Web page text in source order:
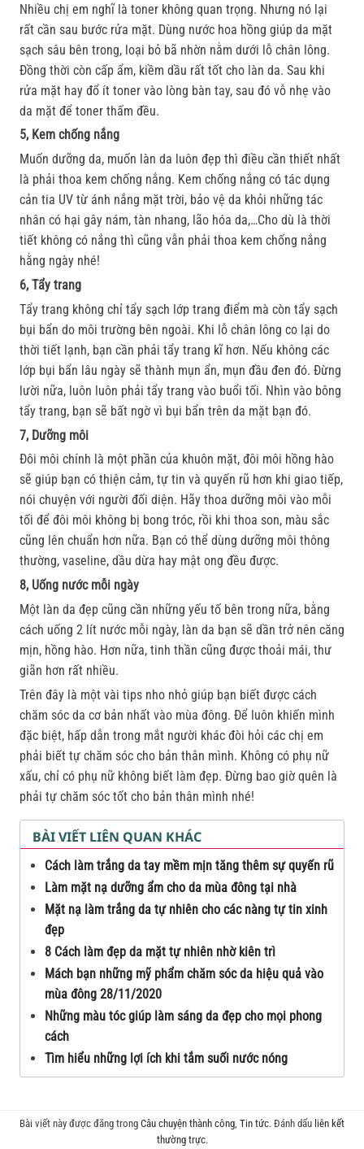
Nhiều chị em nghĩ là toner không quan trọng. Nhưng nó lại
rất cần sau bước rửa mặt. Dùng nước hoa hồng giúp da mặt
sạch sâu bên trong, loại bỏ bã nhờn nằm dưới lỗ chân lông.
Đồng thời còn cấp ẩm, kiềm dầu rất tốt cho làn da. Sau khi
rửa mặt hay đổ ít toner vào lòng bàn tay, sau đó vỗ nhẹ vào
da mặt để toner thấm đều.
5, Kem chống nắng
Muốn dưỡng da, muốn làn da luôn đẹp thì điều cần thiết nhất
là phải thoa kem chống nắng. Kem chống nắng có tác dụng
cản tia UV từ ánh nắng mặt trời, bảo vệ da khỏi những tác
nhân có hại gây nám, tàn nhang, lão hóa da,…Cho dù là thời
tiết không có nắng thì cũng vẫn phải thoa kem chống nắng
hằng ngày nhé!
6, Tẩy trang
Tẩy trang không chỉ tẩy sạch lớp trang điểm mà còn tẩy sạch
bụi bẩn do môi trường bên ngoài. Khi lỗ chân lông co lại do
thời tiết lạnh, bạn cần phải tẩy trang kĩ hơn. Nếu không các
lớp bụi bẩn lâu ngày sẽ thành mụn ẩn, mụn đầu đen đó. Đừng
lười nữa, luôn luôn phải tẩy trang vào buổi tối. Nhìn vào bông
tẩy trang, bạn sẽ bất ngờ vì bụi bẩn trên da mặt bạn đó.
7, Dưỡng môi
Đôi môi chính là một phần của khuôn mặt, đôi môi hồng hào
sẽ giúp bạn có thiện cảm, tự tin và quyến rũ hơn khi giao tiếp,
nói chuyện với người đối diện. Hãy thoa dưỡng môi vào mỗi
tối để đôi môi không bị bong tróc, rồi khi thoa son, màu sắc
cũng lên chuẩn hơn nữa. Bạn có thể dùng dưỡng môi thông
thường, vaseline, dầu dừa hay mật ong đều được.
8, Uống nước mỗi ngày
Một làn da đẹp cũng cần những yếu tố bên trong nữa, bằng
cách uống 2 lít nước mỗi ngày, làn da bạn sẽ dần trở nên căng
mịn, hồng hào. Hơn nữa, tinh thần cũng được thoải mái, thư
giãn hơn rất nhiều.
Trên đây là một vài tips nho nhỏ giúp bạn biết được cách
chăm sóc da cơ bản nhất vào mùa đông. Để luôn khiến mình
đặc biệt, hấp dẫn trong mắt người khác đòi hỏi các chị em
phải biết tự chăm sóc cho bản thân mình. Không có phụ nữ
xấu, chỉ có phụ nữ không biết làm đẹp. Đừng bao giờ quên là
phải tự chăm sóc tốt cho bản thân mình nhé!
BÀI VIẾT LIÊN QUAN KHÁC
Cách làm trắng da tay mềm mịn tăng thêm sự quyến rũ
Làm mặt nạ dưỡng ẩm cho da mùa đông tại nhà
Mặt nạ làm trắng da tự nhiên cho các nàng tự tin xinh
đẹp
8 Cách làm đẹp da mặt tự nhiên nhờ kiên trì
Mách bạn những mỹ phẩm chăm sóc da hiệu quả vào
mùa đông 28/11/2020
Những màu tóc giúp làm sáng da đẹp cho mọi phong
cách
Tìm hiểu những lợi ích khi tắm suối nước nóng
Bài viết này được đăng trong Câu chuyện thành công, Tin tức. Đánh dấu liên kết
thường trực.